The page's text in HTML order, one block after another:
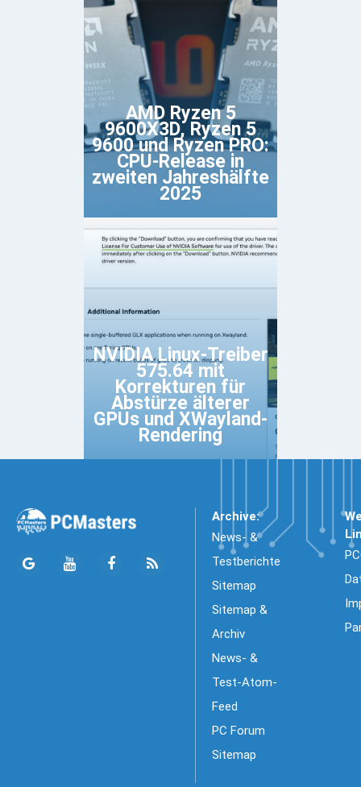
AMD Ryzen 5
9600X3D, Ryzen 5
9600 und Ryzen PRO:
CPU-Release in
zweiten Jahreshälfte
2025
NVIDIA Linux-Treiber
575.64 mit
Korrekturen für
Abstürze älterer
GPUs und XWayland-
Rendering
Archive:
News- &
Testberichte
Sitemap
Sitemap &
Archiv
News- &
Test-Atom-
Feed
PC Forum
Sitemap